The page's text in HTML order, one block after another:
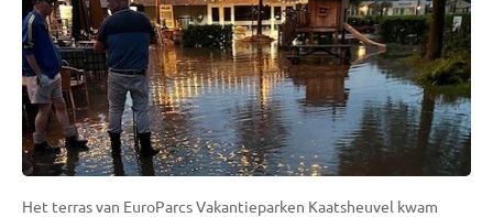
Het terras van EuroParcs Vakantieparken Kaatsheuvel kwam